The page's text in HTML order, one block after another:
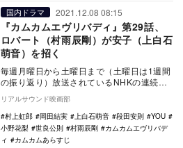
国内ドラマ 2021.12.08 08:15
『カムカムエヴリバディ』第29話、
ロバート（村雨辰剛）が安子（上白石
萌音）を招く
毎週月曜日から土曜日まで（土曜日は1週間
の振り返り）放送されているNHKの連続テ
レビ小説『カムカムエヴリバディ』。12月9
日放送…
リアルサウンド映画部
村上虹郎
岡田結実 上白石萌音 段田安則
YOU
小野花梨
世良公則 村雨辰剛
カムカムエヴリバデ
ィ
カムカムあらすじ